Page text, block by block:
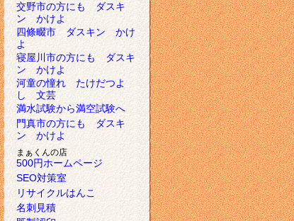
交野市の方にも ダスキ
ン かけよ
四條畷市 ダスキン かけ
よ
寝屋川市の方にも ダスキ
ン かけよ
河童の憧れ たけだつよ
し 文芸
満水試験から満空試験へ
門真市の方にも ダスキ
ン かけよ
まぁくんの店
500円ホームページ
SEO対策室
リサイクルはんこ
名刺見積